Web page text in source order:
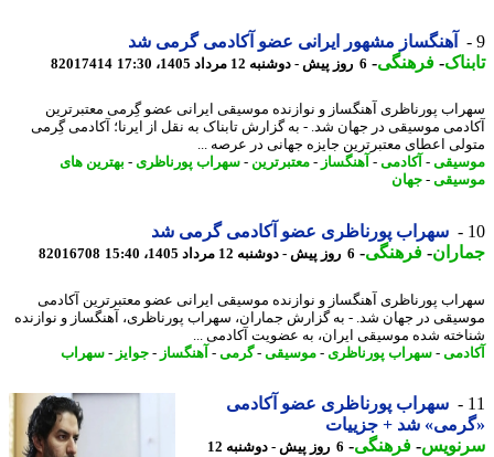
آهنگساز مشهور ایرانی عضو آکادمی گرمی شد
-فرهنگی-6 روز پیش - دوشنبه 12 مرداد 1405، 17:30 82017414
پورناظری آهنگساز و نوازنده موسیقی ایرانی عضو گِرمی معتبرترین
موسیقی در جهان شد. - به گزارش تابناک به نقل از ایرنا؛ آکادمی گِرمی
اعطای معتبرترین جایزه جهانی در عرصه ...
-آکادمی-آهنگساز-معتبرترین- سهراب پورناظری- بهترین های
-جهان
​​​​​​​سهراب پورناظری عضو آکادمی گرمی شد
- فرهنگی-6 روز پیش - دوشنبه 12 مرداد 1405، 15:40 82016708
پورناظری آهنگساز و نوازنده موسیقی ایرانی عضو معتبرترین آکادمی
در جهان شد. - به گزارش جماران، سهراب پورناظری، آهنگساز و نوازنده
شده موسیقی ایران، به عضویت آکادمی ...
-سهراب پورناظری- موسیقی-گرمی-آهنگساز-جوایز- سهراب
سهراب پورناظری عضو آکادمی
شد + جزییات
-فرهنگی-
6 روز پیش - دوشنبه 12